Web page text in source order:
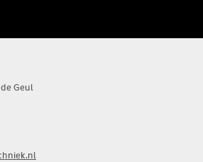
Geul